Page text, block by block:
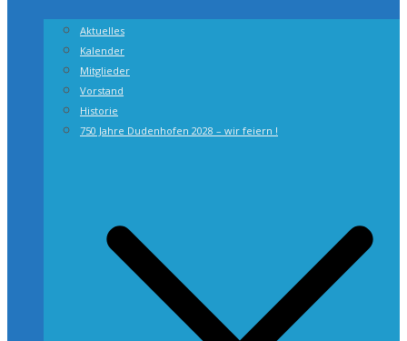
Aktuelles
Kalender
Mitglieder
Vorstand
Historie
750 Jahre Dudenhofen 2028 – wir feiern !